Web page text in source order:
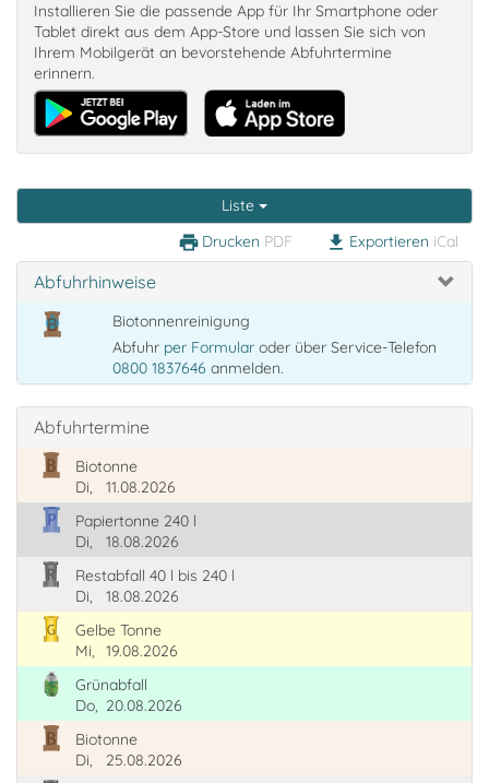
Installieren Sie die passende App für Ihr Smartphone oder
Tablet direkt aus dem App-Store und lassen Sie sich von
Ihrem Mobilgerät an bevorstehende Abfuhrtermine
erinnern.
Liste
print Drucken PDF download Exportieren iCal
Abfuhrhinweise
Biotonnenreinigung
Abfuhr per Formular oder über Service-Telefon
0800 1837646 anmelden.
Abfuhrtermine
Biotonne
Di,
11.08.2026
Papiertonne 240 l
Di,
18.08.2026
Restabfall 40 l bis 240 l
Di,
18.08.2026
Gelbe Tonne
Mi,
19.08.2026
Grünabfall
Do, 20.08.2026
Biotonne
Di,
25.08.2026